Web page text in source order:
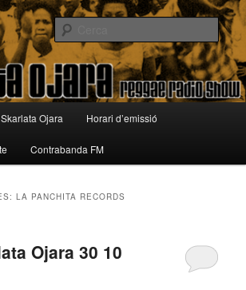
Cerca
Skarlata Ojara Horari d’emissió
Contrabanda FM
LA PANCHITA RECORDS
Ojara 30 10